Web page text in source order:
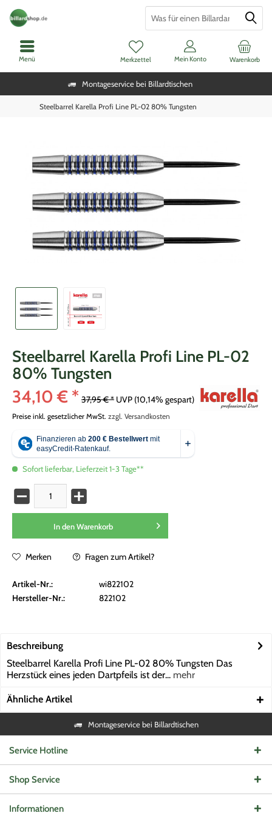
Montageservice bei Billardtischen
Warenkorb
Merkzettel Mein Konto
Menü
Steelbarrel Karella Profi Line PL-02 80% Tungsten
Steelbarrel Karella Profi Line PL-02
80% Tungsten
34,10 € * 37,95 € * UVP (10,14% gespart)
Preise inkl. gesetzlicher MwSt. zzgl. Versandkosten
Sofort lieferbar, Lieferzeit 1-3 Tage**
In den Warenkorb
Merken Fragen zum Artikel?
Artikel-Nr.:
wi822102
Hersteller-Nr.:
822102
Beschreibung
Steelbarrel Karella Profi Line PL-02 80% Tungsten Das
Herzstück eines jeden Dartpfeils ist der... mehr
Ähnliche Artikel
Montageservice bei Billardtischen
Service Hotline
Shop Service
Informationen